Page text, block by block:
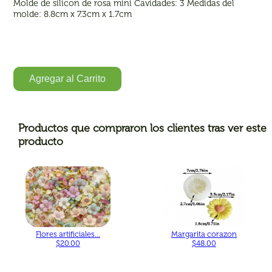
Molde de silicon de rosa mini Cavidades: 3 Medidas del
molde: 8.8cm x 7.3cm x 1.7cm
Agregar al Carrito
Productos que compraron los clientes tras ver este
producto
Flores artificiales...
$20.00
Margarita corazon
$48.00